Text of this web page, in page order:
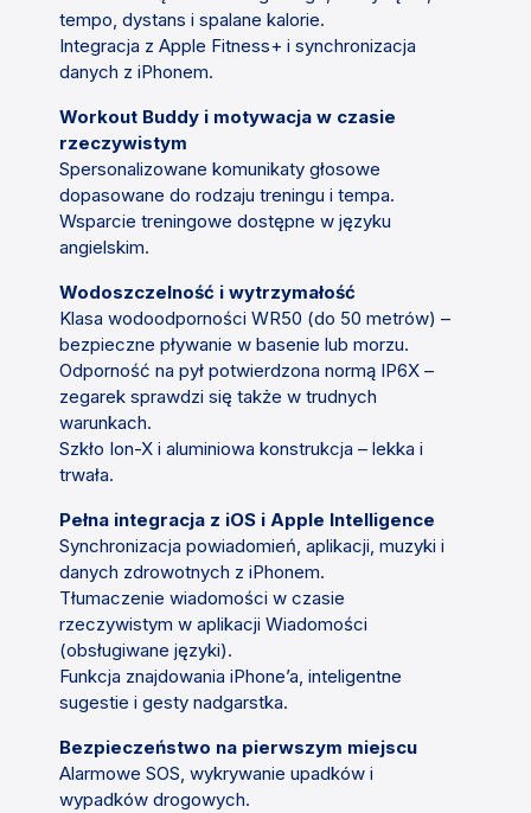
tempo, dystans i spalane kalorie.
Integracja z Apple Fitness+ i synchronizacja
danych z iPhonem.
Workout Buddy i motywacja w czasie
rzeczywistym
Spersonalizowane komunikaty głosowe
dopasowane do rodzaju treningu i tempa.
Wsparcie treningowe dostępne w języku
angielskim.
Wodoszczelność i wytrzymałość
Klasa wodoodporności WR50 (do 50 metrów) –
bezpieczne pływanie w basenie lub morzu.
Odporność na pył potwierdzona normą IP6X –
zegarek sprawdzi się także w trudnych
warunkach.
Szkło Ion-X i aluminiowa konstrukcja – lekka i
trwała.
Pełna integracja z iOS i Apple Intelligence
Synchronizacja powiadomień, aplikacji, muzyki i
danych zdrowotnych z iPhonem.
Tłumaczenie wiadomości w czasie
rzeczywistym w aplikacji Wiadomości
(obsługiwane języki).
Funkcja znajdowania iPhone’a, inteligentne
sugestie i gesty nadgarstka.
Bezpieczeństwo na pierwszym miejscu
Alarmowe SOS, wykrywanie upadków i
wypadków drogowych.